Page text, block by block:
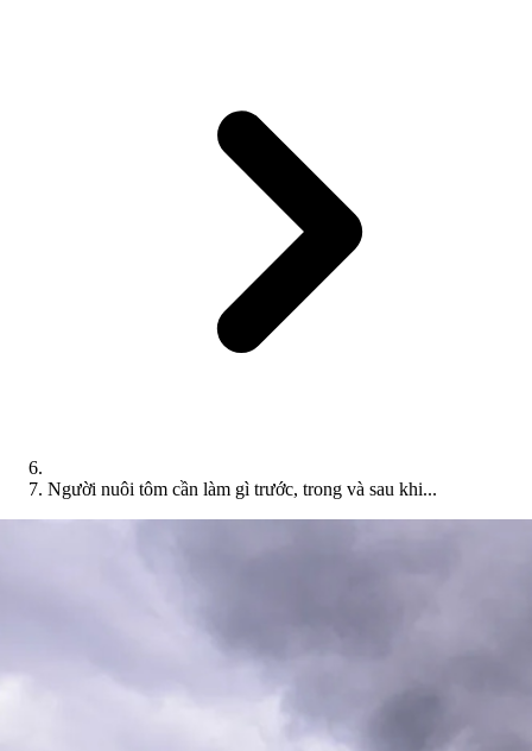
Người nuôi tôm cần làm gì trước, trong và sau khi...